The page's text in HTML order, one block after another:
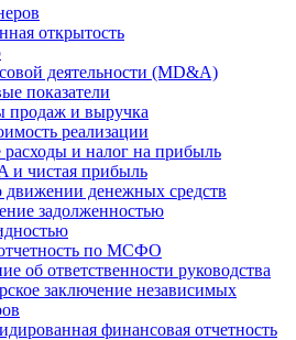
открытость
деятельности (MD&A)
показатели
продаж и выручка
реализации
и налог на прибыль
и чистая прибыль
движении денежных средств
задолженностью
по МСФО
об ответственности руководства
заключение независимых
финансовая отчетность